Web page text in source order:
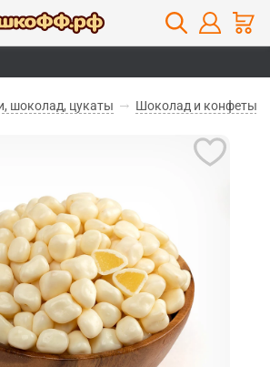
шоколад, цукаты Шоколад и конфеты